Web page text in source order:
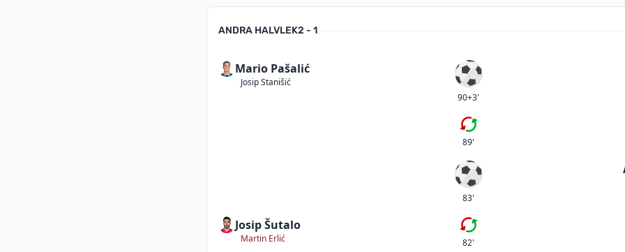
ANDRA HALVLEK2 - 1
Mario Pašalić
Josip Stanišić Mål
90+3'
Femte bytet
89'
Mål
83'
Josip Šutalo
Martin Erlić Byte
82'